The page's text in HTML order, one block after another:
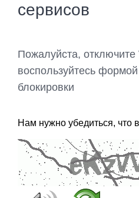
сервисов
Пожалуйста, отключите
воспользуйтесь
блокировки
Нам нужно убедиться, что